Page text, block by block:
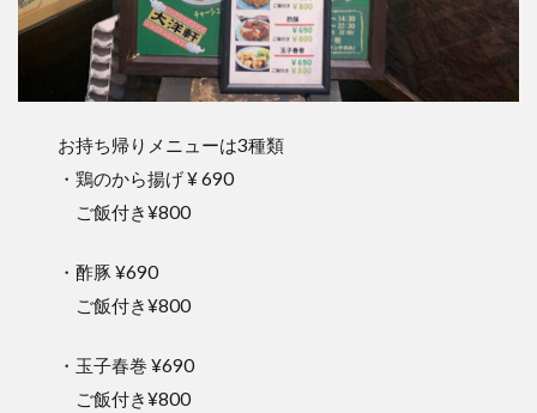
お持ち帰りメニューは3種類
・鶏のから揚げ ¥ 690
ご飯付き¥800
・酢豚 ¥690
ご飯付き¥800
・玉子春巻 ¥690
ご飯付き¥800